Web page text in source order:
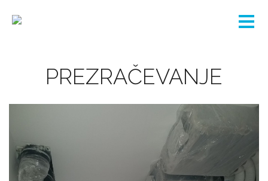
PREZRAČEVANJE